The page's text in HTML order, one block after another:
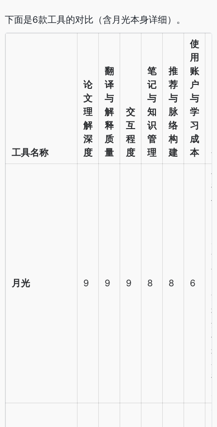
下面是6款工具的对比（含月光本身详细）。
工具名称
论
文
理
解
深
度
翻
译
与
解
释
质
量
交
互
程
度
笔
记
与
知
识
管
理
推
荐
与
脉
络
构
建
使
用
账
户
与
学
习
成
本
月光 9 9 9 8 8 6